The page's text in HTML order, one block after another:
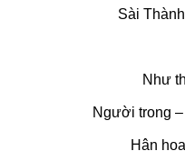
Sài
Như
Người trong